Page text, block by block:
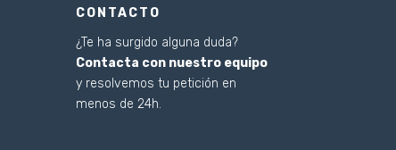
CONTACTO
¿Te ha surgido alguna duda?
Contacta con nuestro equipo
y resolvemos tu petición en
menos de 24h.